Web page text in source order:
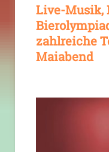
Live-Musik,
zahlreiche
Maiabend